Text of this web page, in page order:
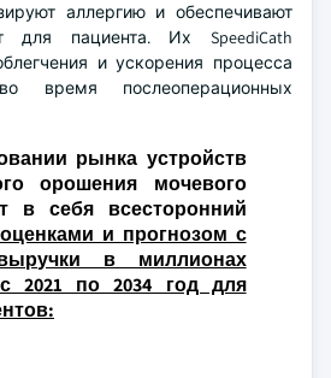
аллергию и обеспечивают
для пациента. Их SpeediCath
и ускорения процесса
время послеоперационных
рынка устройств
орошения мочевого
в себя всесторонний
и прогнозом с
в миллионах
2021 по 2034 год для